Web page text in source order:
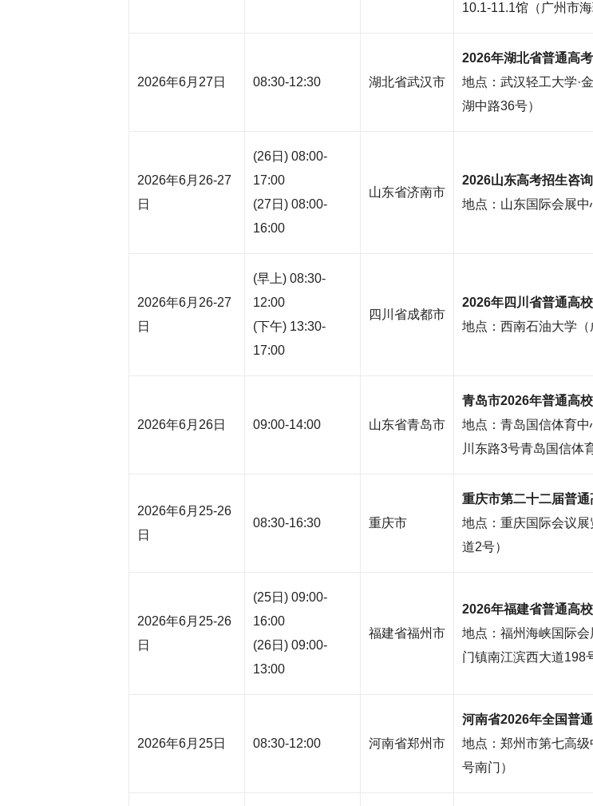
10.1-11.1馆（广州市
2026年6月27日 08:30-12:30 湖北省武汉市
2026年湖北省普通高
地点：武汉轻工大学·
湖中路36号）
2026年6月26-27
日
(26日) 08:00-
17:00
(27日) 08:00-
16:00
山东省济南市
2026山东高考招生咨
地点：山东国际会展中
2026年6月26-27
日
(早上) 08:30-
12:00
(下午) 13:30-
17:00
四川省成都市
2026年四川省普通高
地点：西南石油大学（
2026年6月26日 09:00-14:00 山东省青岛市
青岛市2026年普通高
地点：青岛国信体育
川东路3号青岛国信体
2026年6月25-26
日
08:30-16:30 重庆市
重庆市第二十二届普
地点：重庆国际会议
道2号）
2026年6月25-26
日
(25日) 09:00-
16:00
(26日) 09:00-
13:00
福建省福州市
2026年福建省普通高
地点：福州海峡国际
门镇南江滨西大道198
2026年6月25日 08:30-12:00 河南省郑州市
河南省2026年全国普
地点：郑州市第七高
号南门）